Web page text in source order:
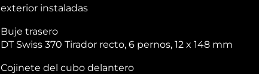
exterior instaladas
Buje trasero
DT Swiss 370 Tirador recto, 6 pernos, 12 x 148 mm
Cojinete del cubo delantero